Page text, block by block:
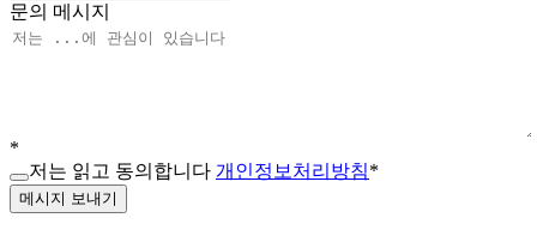
문의 메시지
*
저는 읽고 동의합니다 개인정보처리방침*
메시지 보내기